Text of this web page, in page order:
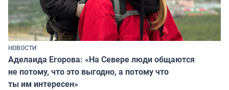
НОВОСТИ
Аделаида Егорова: «На Севере люди общаются
не потому, что это выгодно, а потому что
ты им интересен»